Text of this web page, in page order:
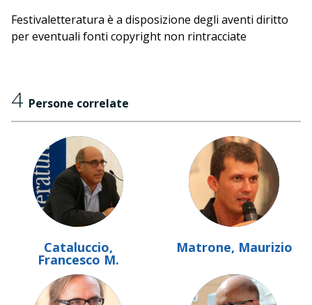
Festivaletteratura è a disposizione degli aventi diritto
per eventuali fonti copyright non rintracciate
4 Persone correlate
Cataluccio,
Francesco M.
Matrone, Maurizio